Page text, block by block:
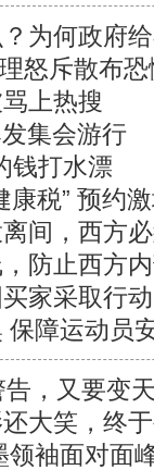
为何政府
怒斥散布恐
上热搜
集会游行
钱打水漂
康税” 预约
间，西方
防止西方
家采取行动
保障运动员
，又要变
大笑，终
领袖面对面